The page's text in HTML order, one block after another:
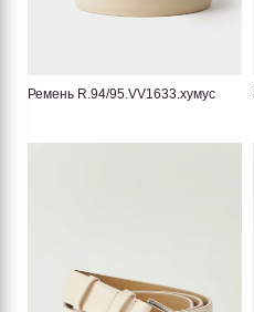
Ремень R.94/95.VV1633.хумус